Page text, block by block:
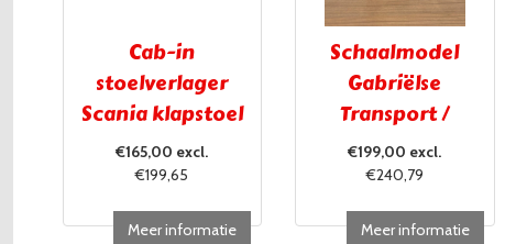
Cab-in
stoelverlager
Scania klapstoel
€165,00 excl.
€199,65
Meer informatie
Schaalmodel
Gabriëlse
Transport /
UITVERKOCHT!!!
€199,00 excl.
€240,79
Meer informatie